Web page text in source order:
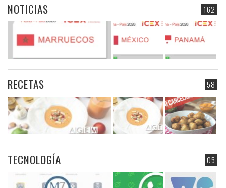
162
NOTICIAS
58
RECETAS
05
TECNOLOGÍA